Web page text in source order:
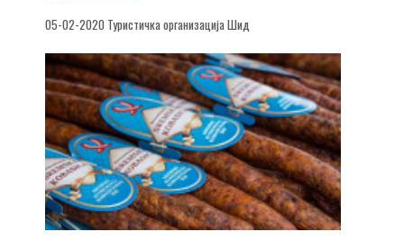
05-02-2020 Туристичка организација Шид